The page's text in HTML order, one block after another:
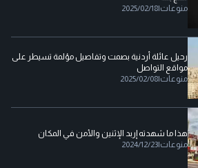
منوعات|
2025/02/18
رحيل عائلة أردنية بصمت وتفاصيل مؤلمة تسيطر على
مواقع التواصل
منوعات|
2025/02/08
هذا ما شهدته إربد الإثنين والأمن في المكان
منوعات|
2024/12/23